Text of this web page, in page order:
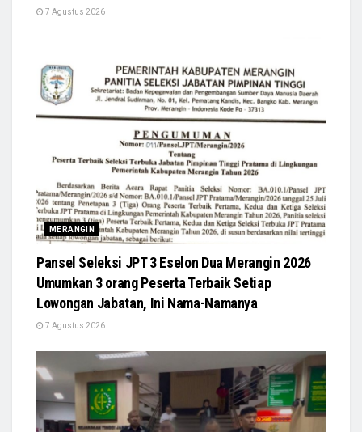
7 Agustus 2026
MERANGIN
Pansel Seleksi JPT 3 Eselon Dua Merangin 2026
Umumkan 3 orang Peserta Terbaik Setiap
Lowongan Jabatan, Ini Nama-Namanya
7 Agustus 2026